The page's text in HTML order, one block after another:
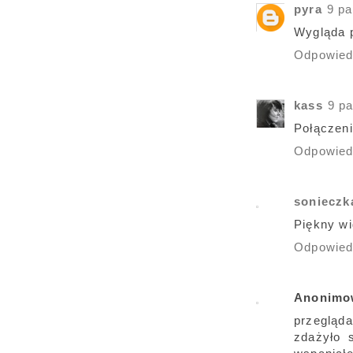
pyra 9
Wygląda
kass 9
Piękny
zdażyło